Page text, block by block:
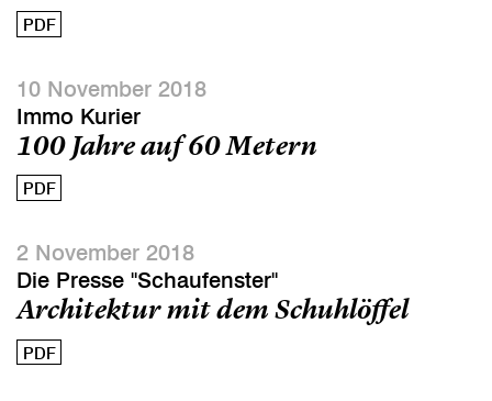
PDF
10 November 2018
Immo Kurier
100 Jahre auf 60 Metern
PDF
2 November 2018
Die Presse "Schaufenster"
Architektur mit dem Schuhlöffel
PDF